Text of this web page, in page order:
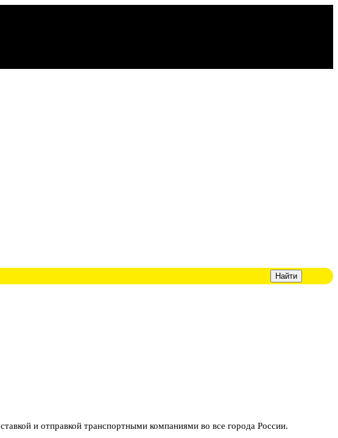
и отправкой транспортными компаниями во все города России.